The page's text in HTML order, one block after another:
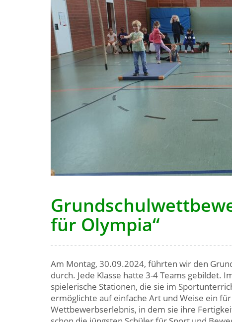
für Olympia“
Am Montag, 30.09.2024, führten wir den
durch. Jede Klasse hatte 3-4 Teams gebildet.
spielerische Stationen, die sie im
ermöglichte auf einfache Art und Weise ein
Wettbewerbserlebnis, in dem sie ihre